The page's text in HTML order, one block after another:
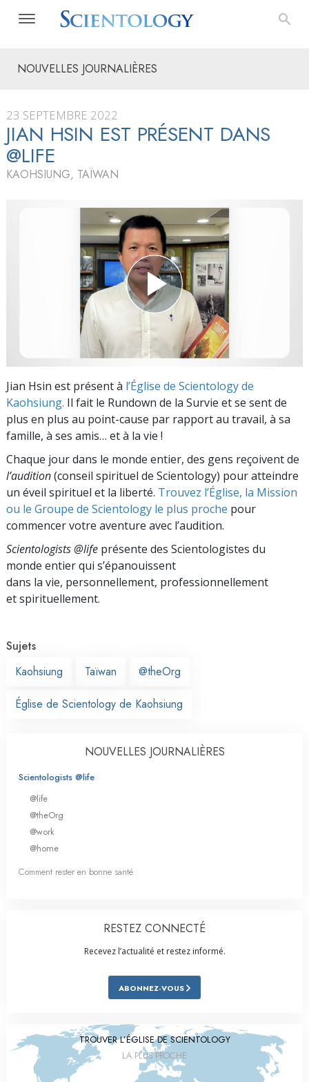
NOUVELLES JOURNALIÈRES
23 SEPTEMBRE 2022
JIAN HSIN EST PRÉSENT DANS
@LIFE
KAOHSIUNG, TAÏWAN
Jian Hsin est présent à l’Église de Scientology de
Kaohsiung. Il fait le Rundown de la Survie et se sent de
plus en plus au point-cause par rapport au travail, à sa
famille, à ses amis… et à la vie !
Chaque jour dans le monde entier, des gens reçoivent de
l’audition(conseil spirituel de Scientology) pour atteindre
un éveil spirituel et la liberté. Trouvez l’Église, la Mission
ou le Groupe de Scientology le plus proche pour
commencer votre aventure avec l’audition.
Scientologists @life présente des Scientologistes du
monde entier qui s’épanouissent
dans la vie, personnellement, professionnellement
et spirituellement.
Sujets
Kaohsiung
Taïwan @theOrg
Église de Scientology de Kaohsiung
NOUVELLES JOURNALIÈRES
Scientologists @life
@life
@theOrg
@work
@home
Comment rester en bonne santé
RESTEZ CONNECTÉ
Recevez l’actualité et restez informé.
ABONNEZ-VOUS
TROUVER L’ÉGLISE DE SCIENTOLOGY
LA PLUS PROCHE